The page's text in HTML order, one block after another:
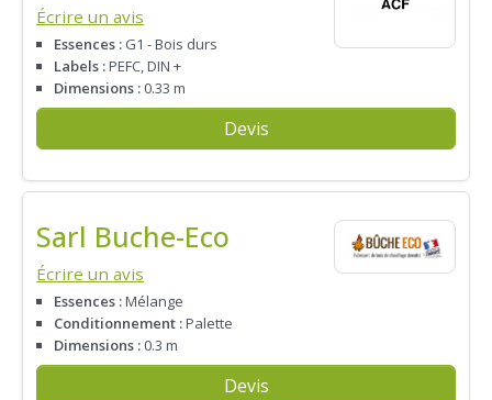
Écrire un avis
Essences : G1 - Bois durs
Labels :PEFC, DIN +
Dimensions : 0.33 m
Devis
Sarl Buche-Eco
Écrire un avis
Essences :Mélange
Conditionnement :Palette
Dimensions : 0.3 m
Devis